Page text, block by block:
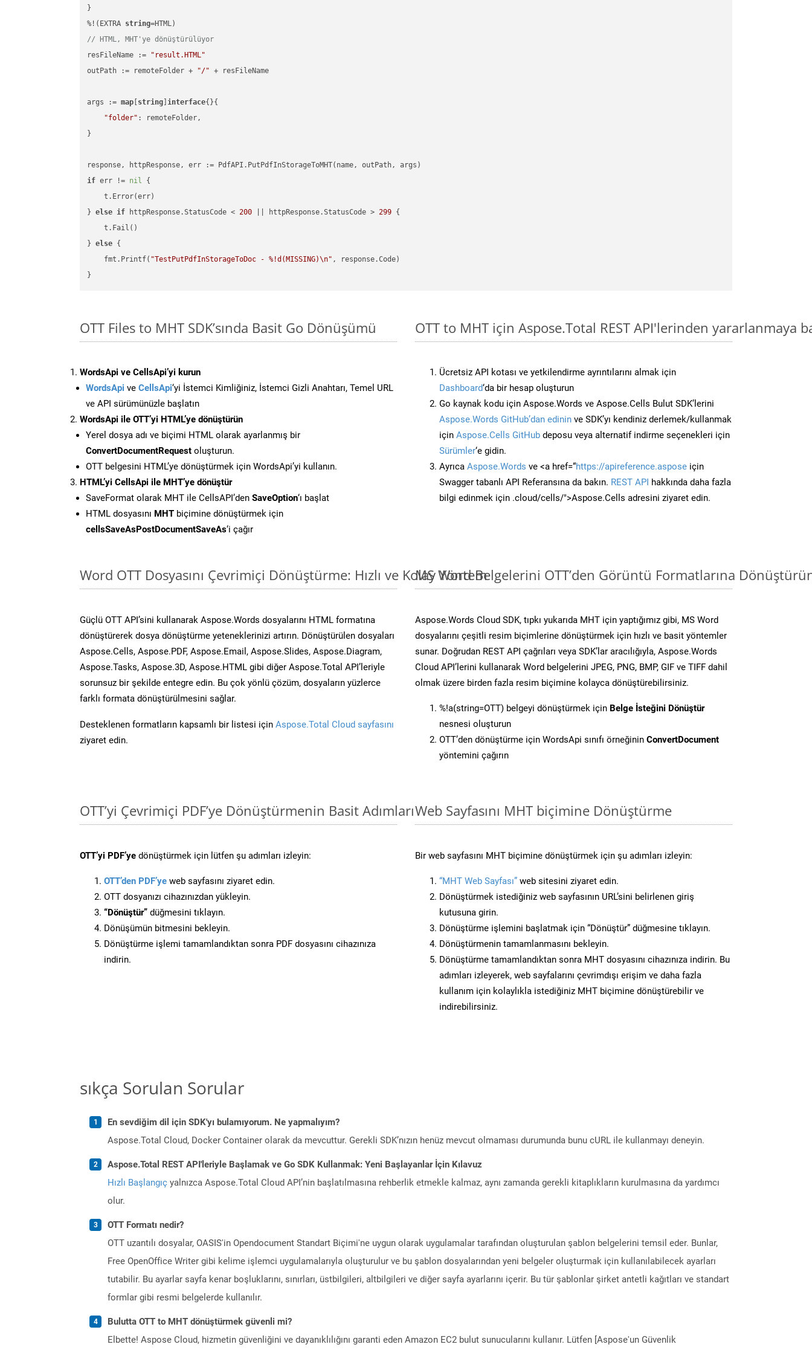
}
%!(EXTRA string
// HTML, MHT'ye dönüştürülüyor
resFileName :=
"result.HTML"
outPath := remoteFolder +
"/" + resFileName
args := map string ]interface{}{
"folder" : remoteFolder,
}
if err != nil {
    t.Error(err)
} else if httpResponse.StatusCode < 200 || httpResponse.StatusCode > 299 {
    t.Fail()
} else {
    fmt.Printf(
"TestPutPdfInStorageToDoc - %!d(MISSING)\n" , response.Code)
OTT Files to MHT SDK’sında Basit Go Dönüşümü
WordsApi ve CellsApi’yi kurun
WordsApi ve CellsApi‘yi İstemci Kimliğiniz, İstemci Gizli Anahtarı, Temel URL
ve API sürümünüzle başlatın
WordsApi ile OTT’yi HTML’ye dönüştürün
Yerel dosya adı ve biçimi HTML olarak ayarlanmış bir
ConvertDocumentRequest oluşturun.
OTT belgesini HTML’ye dönüştürmek için WordsApi’yi kullanın.
HTML’yi CellsApi ile MHT’ye dönüştür
SaveFormat olarak MHT ile CellsAPI’den SaveOption‘ı başlat
HTML dosyasını MHT biçimine dönüştürmek için
cellsSaveAsPostDocumentSaveAs‘i çağır
OTT to MHT için Aspose.Total REST API'lerinden yararlanmaya
Ücretsiz API kotası ve yetkilendirme ayrıntılarını almak için
Dashboard‘da bir hesap oluşturun
Go kaynak kodu için Aspose.Words ve Aspose.Cells Bulut SDK’lerini
Aspose.Words GitHub’dan edinin ve SDK’yı kendiniz derlemek/kullanmak
için Aspose.Cells GitHub deposu veya alternatif indirme seçenekleri için
Sürümler‘e gidin.
Ayrıca Aspose.Words ve <a href=“https://apireference.aspose için
Swagger tabanlı API Referansına da bakın. REST API hakkında daha fazla
bilgi edinmek için .cloud/cells/">Aspose.Cells adresini ziyaret edin.
Word OTT Dosyasını Çevrimiçi Dönüştürme: Hızlı ve Kolay Yöntem
Güçlü OTT API’sini kullanarak Aspose.Words dosyalarını HTML formatına
dönüştürerek dosya dönüştürme yeteneklerinizi artırın. Dönüştürülen dosyaları
Aspose.Cells, Aspose.PDF, Aspose.Email, Aspose.Slides, Aspose.Diagram,
Aspose.Tasks, Aspose.3D, Aspose.HTML gibi diğer Aspose.Total API’leriyle
sorunsuz bir şekilde entegre edin. Bu çok yönlü çözüm, dosyaların yüzlerce
farklı formata dönüştürülmesini sağlar.
Desteklenen formatların kapsamlı bir listesi için Aspose.Total Cloud sayfasını
ziyaret edin.
MS Word Belgelerini OTT’den Görüntü Formatlarına Dönüştürün
Aspose.Words Cloud SDK, tıpkı yukarıda MHT için yaptığımız gibi, MS Word
dosyalarını çeşitli resim biçimlerine dönüştürmek için hızlı ve basit yöntemler
sunar. Doğrudan REST API çağrıları veya SDK’lar aracılığıyla, Aspose.Words
Cloud API’lerini kullanarak Word belgelerini JPEG, PNG, BMP, GIF ve TIFF dahil
olmak üzere birden fazla resim biçimine kolayca dönüştürebilirsiniz.
%!a(string=OTT) belgeyi dönüştürmek için Belge İsteğini Dönüştür
nesnesi oluşturun
OTT’den dönüştürme için WordsApi sınıfı örneğinin ConvertDocument
yöntemini çağırın
OTT’yi Çevrimiçi PDF’ye Dönüştürmenin Basit Adımları
OTT’yi PDF’ye dönüştürmek için lütfen şu adımları izleyin:
OTT’den PDF’ye web sayfasını ziyaret edin.
OTT dosyanızı cihazınızdan yükleyin.
“Dönüştür” düğmesini tıklayın.
Dönüşümün bitmesini bekleyin.
Dönüştürme işlemi tamamlandıktan sonra PDF dosyasını cihazınıza
indirin.
Web Sayfasını MHT biçimine Dönüştürme
Bir web sayfasını MHT biçimine dönüştürmek için şu adımları izleyin:
“MHT Web Sayfası” web sitesini ziyaret edin.
Dönüştürmek istediğiniz web sayfasının URL’sini belirlenen giriş
kutusuna girin.
Dönüştürme işlemini başlatmak için “Dönüştür” düğmesine tıklayın.
Dönüştürmenin tamamlanmasını bekleyin.
Dönüştürme tamamlandıktan sonra MHT dosyasını cihazınıza indirin. Bu
adımları izleyerek, web sayfalarını çevrimdışı erişim ve daha fazla
kullanım için kolaylıkla istediğiniz MHT biçimine dönüştürebilir ve
indirebilirsiniz.
sıkça Sorulan Sorular
En sevdiğim dil için SDK'yı bulamıyorum. Ne yapmalıyım?
Aspose.Total Cloud, Docker Container olarak da mevcuttur. Gerekli SDK’nızın henüz mevcut olmaması durumunda bunu cURL ile kullanmayı deneyin.
Aspose.Total REST API'leriyle Başlamak ve Go SDK Kullanmak: Yeni Başlayanlar İçin Kılavuz
Hızlı Başlangıç yalnızca Aspose.Total Cloud API’nin başlatılmasına rehberlik etmekle kalmaz, aynı zamanda gerekli kitaplıkların kurulmasına da yardımcı
olur.
OTT Formatı nedir?
OTT uzantılı dosyalar, OASIS'in Opendocument Standart Biçimi'ne uygun olarak uygulamalar tarafından oluşturulan şablon belgelerini temsil eder. Bunlar,
Free OpenOffice Writer gibi kelime işlemci uygulamalarıyla oluşturulur ve bu şablon dosyalarından yeni belgeler oluşturmak için kullanılabilecek ayarları
tutabilir. Bu ayarlar sayfa kenar boşluklarını, sınırları, üstbilgileri, altbilgileri ve diğer sayfa ayarlarını içerir. Bu tür şablonlar şirket antetli kağıtları ve standart
formlar gibi resmi belgelerde kullanılır.
Bulutta OTT to MHT dönüştürmek güvenli mi?
Elbette! Aspose Cloud, hizmetin güvenliğini ve dayanıklılığını garanti eden Amazon EC2 bulut sunucularını kullanır. Lütfen [Aspose'un Güvenlik